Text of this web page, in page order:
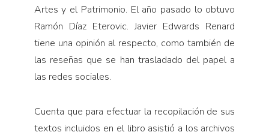
Artes y el Patrimonio. El año pasado lo obtuvo
Ramón Díaz Eterovic. Javier Edwards Renard
tiene una opinión al respecto, como también de
las reseñas que se han trasladado del papel a
las redes sociales.
Cuenta que para efectuar la recopilación de sus
textos incluidos en el libro asistió a los archivos